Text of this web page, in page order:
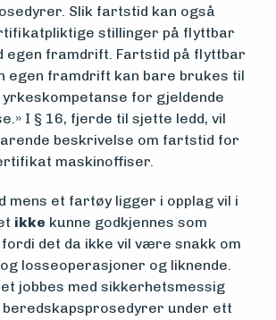
Slik fartstid kan også
stillinger på flyttbar
egen framdrift. Fartstid på flyttbar
egen framdrift kan bare brukes til
yrkeskompetanse for gjeldende
I § 16, fjerde til sjette ledd, vil
beskrivelse om fartstid for
maskinoffiser.
mens et fartøy ligger i opplag vil i
ikke kunne godkjennes som
det da ikke vil være snakk om
losseoperasjoner og liknende.
jobbes med sikkerhetsmessig
beredskapsprosedyrer under ett